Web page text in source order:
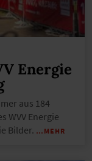
Energie
aus 184
WVV Energie
Bilder. …MEHR